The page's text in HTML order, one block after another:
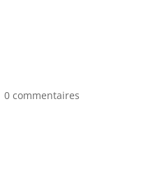
0 commentaires